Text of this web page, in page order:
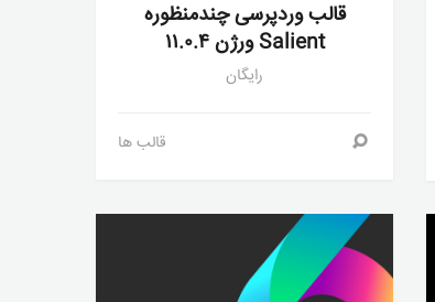
قالب وردپرسی چندمنظوره
Salient ورژن ۱۱.۰.۴
رایگان
قالب ها